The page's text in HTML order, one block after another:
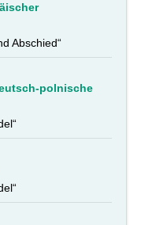
Abschied“
polnische